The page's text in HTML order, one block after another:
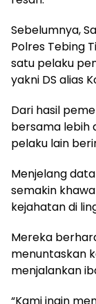
Sebelumnya,
Polres Tebing
satu pelaku
yakni DS alias
Dari hasil
bersama lebih
pelaku lain
Menjelang
semakin
kejahatan di
Mereka
menuntaskan
menjalankan
“Kami ingin